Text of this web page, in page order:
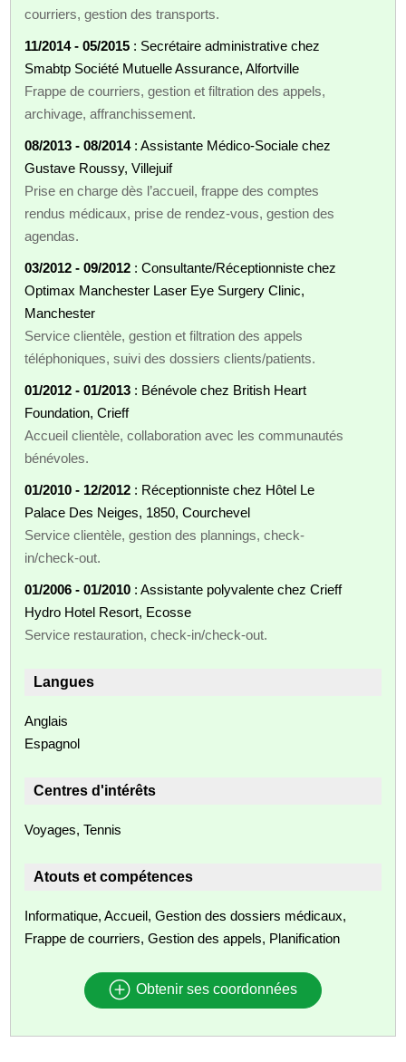
courriers, gestion des transports.
11/2014 - 05/2015 : Secrétaire administrative chez
Smabtp Société Mutuelle Assurance, Alfortville
Frappe de courriers, gestion et filtration des appels,
archivage, affranchissement.
08/2013 - 08/2014: Assistante Médico-Sociale chez
Gustave Roussy, Villejuif
Prise en charge dès l’accueil, frappe des comptes
rendus médicaux, prise de rendez-vous, gestion des
agendas.
03/2012 - 09/2012 : Consultante/Réceptionniste chez
Optimax Manchester Laser Eye Surgery Clinic,
Manchester
Service clientèle, gestion et filtration des appels
téléphoniques, suivi des dossiers clients/patients.
01/2012 - 01/2013 : Bénévole chez British Heart
Foundation, Crieff
Accueil clientèle, collaboration avec les communautés
bénévoles.
01/2010 - 12/2012 : Réceptionniste chez Hôtel Le
Palace Des Neiges, 1850, Courchevel
Service clientèle, gestion des plannings, check-
in/check-out.
01/2006 - 01/2010 : Assistante polyvalente chez Crieff
Hydro Hotel Resort, Ecosse
Service restauration, check-in/check-out.
Langues
Anglais
Espagnol
Centres d'intérêts
Voyages, Tennis
Atouts et compétences
Informatique, Accueil, Gestion des dossiers médicaux,
Frappe de courriers, Gestion des appels, Planification
Obtenir ses coordonnées